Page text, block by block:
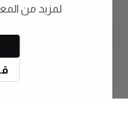
لمزيد من